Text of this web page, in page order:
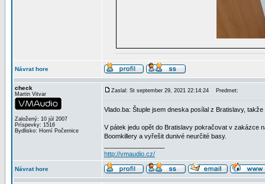
Návrat hore
check
Martin Vitvar
Založený: 10 júl 2007
Príspevky: 1516
Bydlisko: Horní Počernice
Zaslal: St september 29, 2021 22:14:24 Predmet:
Vlado.ba: Štuple jsem dneska posílal z Bratislavy,
V pátek jedu opět do Bratislavy pokračovat v zakázce
Boomkillery a vyřešit dunivé neurčité basy.
http://vmaudio.cz/
Návrat hore